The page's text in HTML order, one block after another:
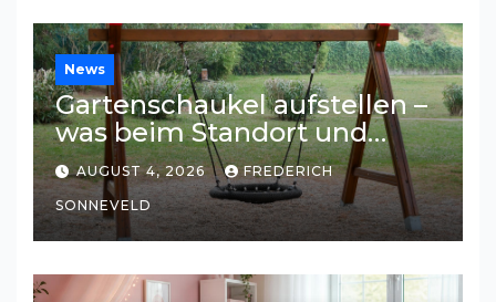
News
Gartenschaukel aufstellen –
was beim Standort und
Untergrund wichtig ist
AUGUST 4, 2026 FREDERICH
SONNEVELD